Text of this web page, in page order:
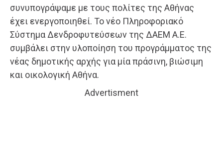
συνυπογράψαμε με τους πολίτες της Αθήνας
έχει ενεργοποιηθεί. Το νέο Πληροφοριακό
Σύστημα Δενδροφυτεύσεων της ΔΑΕΜ Α.Ε.
συμβάλει στην υλοποίηση του προγράμματος της
νέας δημοτικής αρχής για μία πράσινη, βιώσιμη
και οικολογική Αθήνα.
Advertisment